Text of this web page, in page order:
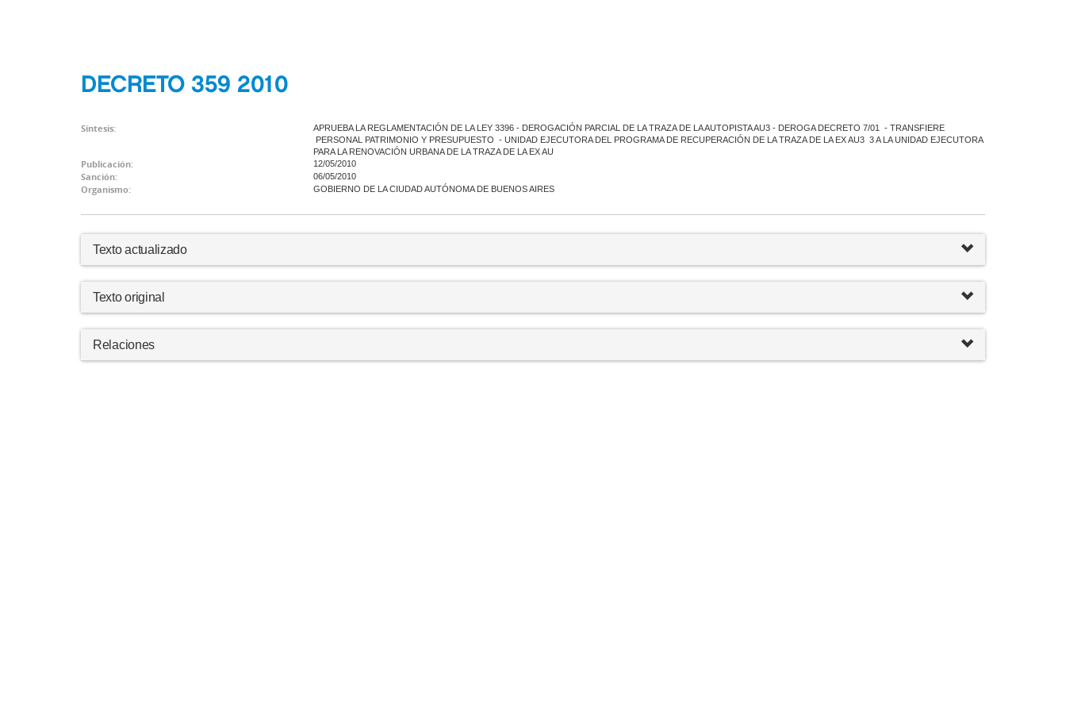
DECRETO 359 2010
Síntesis:
APRUEBA LA REGLAMENTACIÓN DE LA LEY 3396 - DEROGACIÓN PARCIAL DE LA TRAZA DE LA AUTOPISTA AU3 - DEROGA DECRETO 7/01 - TRANSFIERE
PERSONAL PATRIMONIO Y PRESUPUESTO - UNIDAD EJECUTORA DEL PROGRAMA DE RECUPERACIÓN DE LA TRAZA DE LA EX AU3 3 A LA UNIDAD EJECUTORA
PARA LA RENOVACIÓN URBANA DE LA TRAZA DE LA EX AU
Publicación: 12/05/2010
Sanción: 06/05/2010
Organismo: GOBIERNO DE LA CIUDAD AUTÓNOMA DE BUENOS AIRES
Texto actualizado
Texto original
Relaciones